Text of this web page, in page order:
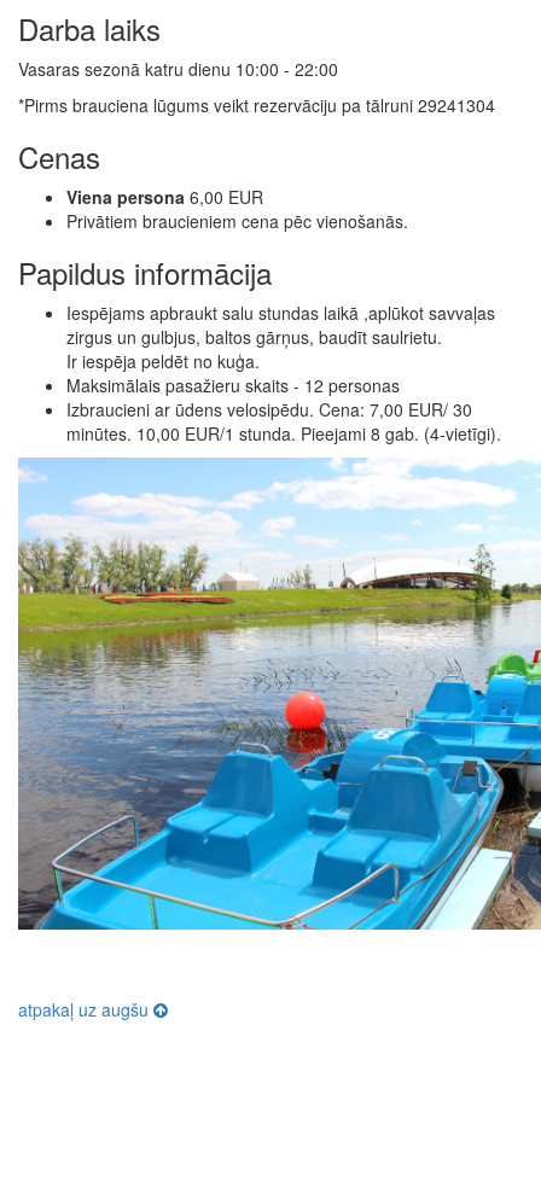
Darba laiks
Vasaras sezonā katru dienu 10:00 - 22:00
*Pirms brauciena lūgums veikt rezervāciju pa tālruni 29241304
Cenas
Viena persona 6,00 EUR
Privātiem braucieniem cena pēc vienošanās.
Papildus informācija
Iespējams apbraukt salu stundas laikā ,aplūkot savvaļas
zirgus un gulbjus, baltos gārņus, baudīt saulrietu.
Ir iespēja peldēt no kuģa.
Maksimālais pasažieru skaits - 12 personas
Izbraucieni ar ūdens velosipēdu. Cena: 7,00 EUR/ 30
minūtes. 10,00 EUR/1 stunda. Pieejami 8 gab. (4-vietīgi).
atpakaļ uz augšu